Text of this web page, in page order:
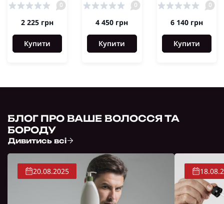
0
2 225 грн
Купити
0
4 450 грн
Купити
Cream Dr.Spiller0
6 140 грн
Купити
БЛОГ ПРО ВАШЕ ВОЛОССЯ ТА
БОРОДУ
Дивитись всі
20.08.2025